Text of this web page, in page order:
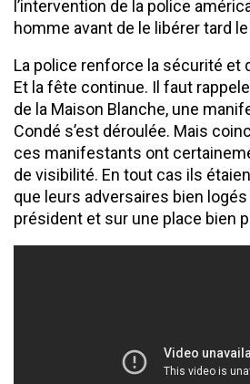
l’intervention de la police
homme avant de le libérer tard
La police renforce la sécurité et
Et la fête continue. Il faut
de la Maison Blanche, une
Condé s’est déroulée. Mais
ces manifestants ont
de visibilité. En tout cas ils
que leurs adversaires bien logés
président et sur une place bien